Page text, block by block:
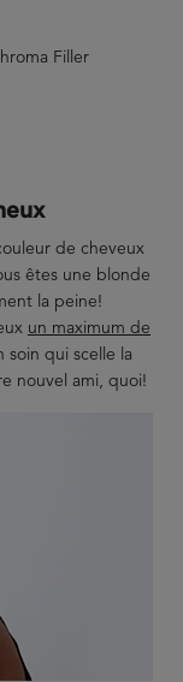
Filler
de cheveux
êtes une blonde
la peine!
un maximum de
soin qui scelle la
nouvel ami, quoi!